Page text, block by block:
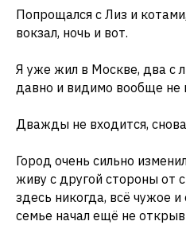
Попрощался с Лиз и
вокзал, ночь и вот.
Я уже жил в Москве, два с
давно и видимо вообще не
Дважды не входится,
Город очень сильно
живу с другой стороны от
здесь никогда, всё чужое
семье начал ещё не